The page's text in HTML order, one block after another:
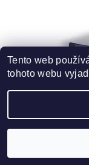
PIZARRA
Tento web
tohoto webu